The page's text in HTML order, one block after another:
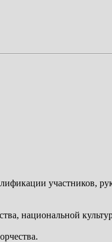
участников,
национальной